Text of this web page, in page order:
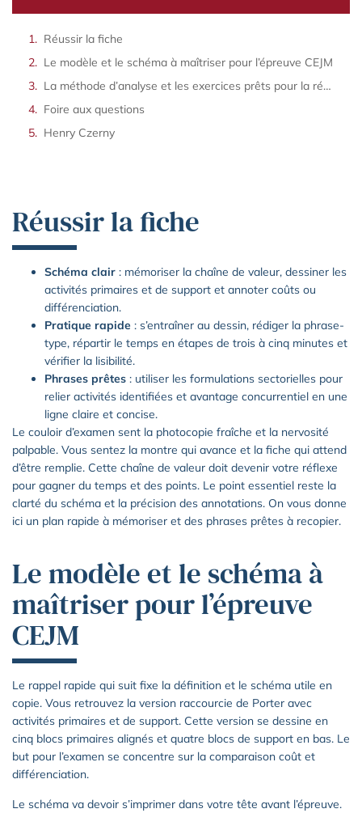
Réussir la fiche
Le modèle et le schéma à maîtriser pour l’épreuve CEJM
La méthode d’analyse et les exercices prêts pour la révision CEJM
Foire aux questions
Henry Czerny
Réussir la fiche
Schéma clair : mémoriser la chaîne de valeur, dessiner les
activités primaires et de support et annoter coûts ou
différenciation.
Pratique rapide : s’entraîner au dessin, rédiger la phrase-
type, répartir le temps en étapes de trois à cinq minutes et
vérifier la lisibilité.
Phrases prêtes : utiliser les formulations sectorielles pour
relier activités identifiées et avantage concurrentiel en une
ligne claire et concise.
Le couloir d’examen sent la photocopie fraîche et la nervosité
palpable. Vous sentez la montre qui avance et la fiche qui attend
d’être remplie. Cette chaîne de valeur doit devenir votre réflexe
pour gagner du temps et des points. Le point essentiel reste la
clarté du schéma et la précision des annotations. On vous donne
ici un plan rapide à mémoriser et des phrases prêtes à recopier.
Le modèle et le schéma à
maîtriser pour l’épreuve
CEJM
Le rappel rapide qui suit fixe la définition et le schéma utile en
copie. Vous retrouvez la version raccourcie de Porter avec
activités primaires et de support. Cette version se dessine en
cinq blocs primaires alignés et quatre blocs de support en bas. Le
but pour l’examen se concentre sur la comparaison coût et
différenciation.
Le schéma va devoir s’imprimer dans votre tête avant l’épreuve.